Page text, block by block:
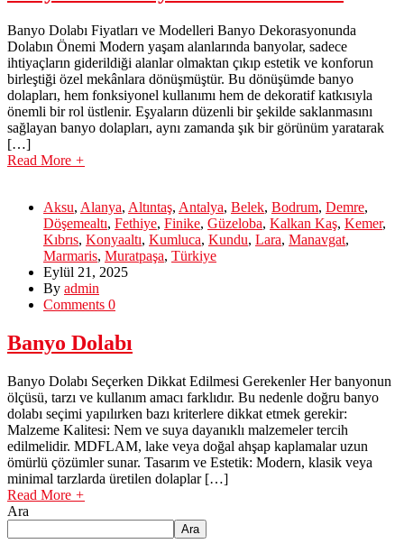
Banyo Dolabı Fiyatları ve Modelleri Banyo Dekorasyonunda
Dolabın Önemi Modern yaşam alanlarında banyolar, sadece
ihtiyaçların giderildiği alanlar olmaktan çıkıp estetik ve konforun
birleştiği özel mekânlara dönüşmüştür. Bu dönüşümde banyo
dolapları, hem fonksiyonel kullanımı hem de dekoratif katkısıyla
önemli bir rol üstlenir. Eşyaların düzenli bir şekilde saklanmasını
sağlayan banyo dolapları, aynı zamanda şık bir görünüm yaratarak
[…]
Read More +
Aksu, Alanya, Altıntaş, Antalya, Belek, Bodrum, Demre,
Döşemealtı, Fethiye, Finike, Güzeloba, Kalkan Kaş, Kemer,
Kıbrıs, Konyaaltı, Kumluca, Kundu, Lara, Manavgat,
Marmaris, Muratpaşa, Türkiye
Eylül 21, 2025
By admin
Comments 0
Banyo Dolabı
Banyo Dolabı Seçerken Dikkat Edilmesi Gerekenler Her banyonun
ölçüsü, tarzı ve kullanım amacı farklıdır. Bu nedenle doğru banyo
dolabı seçimi yapılırken bazı kriterlere dikkat etmek gerekir:
Malzeme Kalitesi: Nem ve suya dayanıklı malzemeler tercih
edilmelidir. MDFLAM, lake veya doğal ahşap kaplamalar uzun
ömürlü çözümler sunar. Tasarım ve Estetik: Modern, klasik veya
minimal tarzlarda üretilen dolaplar […]
Read More +
Ara
Ara